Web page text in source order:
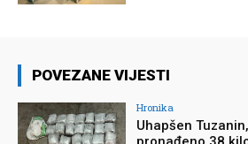
POVEZANE VIJESTI
Hronika
Uhapšen